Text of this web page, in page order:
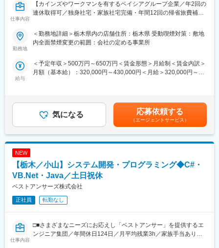
・製品販売ではなく、自社の板金加工技術や製造ノウハウを活か
したソリューション提案を行います。
から納品までをサポートします。
・新型車の開発案件にも携わることができ、ものづくりの最前線
■組織構成
栃木工場には4名が在籍しています。
ご入社後3か月から半年ほどは製造現場で研修を行い、どのような
ものを作っているのか当社の製品理解を深めていただきます。そ
のあと、独り立ちまで先輩社員が営業に同行し、フォローいたし
ます。営業未経験でもご安心ください。
勤可能(無料の駐車場あり、ガソリン代負担あり)、出張無し、休日
対応無し
■当社の魅力
Tier1メーカーとして完成車メーカーとの直接取引があります。車
直取引があります。中古車部品パーツの製造もしており、需要が
非常に高くこちらも安定した受注を獲得できています。
仕事内容
【カインズやワークマンを有するベイシアグループ企業／年2回の
連休取得可／独身社宅・家族社宅完備・年間12回の帰省旅費補助
■ベイシアについて
求し、2026年2月期売上高3,615億円を誇る安定成長企業です。
店舗では食品だけでなく、衣料・住関連商品まで幅広く取り扱
ご経験に応じて、生鮮（青果・鮮魚・精肉・惣菜）、一般食品、
衣料、住関連、オペレーション（レジ）などの部門へ配属となり
ます。
入社後はまず現場でベイシアの売場運営やオペレーションを習得
いただき、部門責任者として売場管理やチームマネジメントを担
その後は副店長・店長・SV（スーパーバイザー）として、より大
きなマネジメント領域でご活躍いただくことを期待しています。
◎具体的には
・売場づくり
・販売計画の立案
・商品加工・調理
・値付け
勤務地
＜勤務地詳細＞栃木県内の店舗住所：栃木県 受動喫煙対策：敷地
内全面禁煙変更の範囲：会社の定める事業所
給与
＜予定年収＞500万円～650万円＜賃金形態＞月給制＜賃金内訳＞
月額（基本給）：320,000円～430,000円＜月給＞320,000円～
ります。最終的には面接を経てスキル・経験により判断します。
賃金はあくまでも目安の金額であり、選考を通じて上下する可能
性があります。月給(月額)は固定手当を含めた表記です。
気になる 応募依頼する
（エージェントサービス）
NEW
【栃木／小山】システム開発・プログラミング◆C#・
VB.Net・Java／土日祝休
ベストアンサーズ株式会社
正社員 転勤なし
仕事内容
□■さまざまなニーズにお応えし「ベストアンサー」を提供するエ
ンジニア集団／年間休日124日／月平均残業3h／家族手当あり／